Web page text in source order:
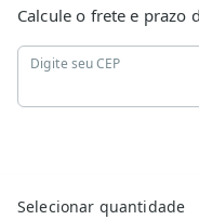
Calcule o frete e prazo
Digite seu CEP
Selecionar quantidade